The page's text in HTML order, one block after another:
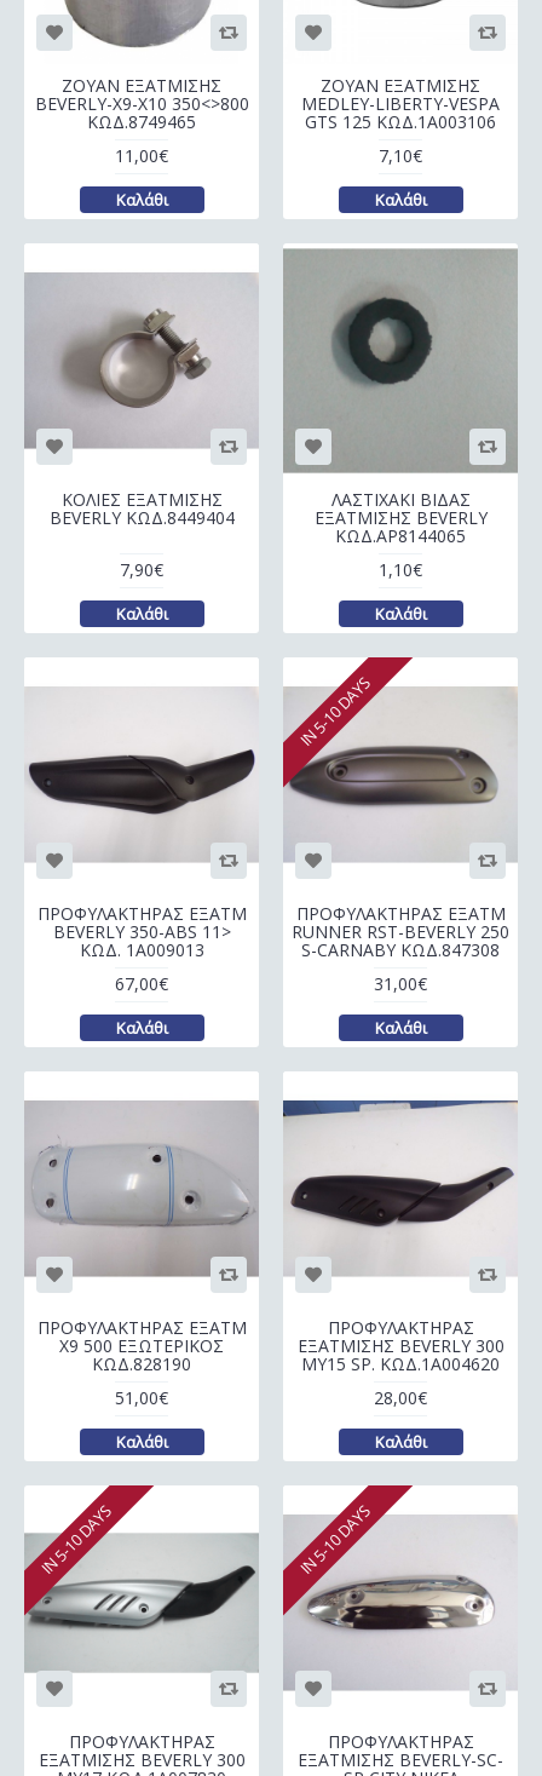
ΖΟΥΑΝ ΕΞΑΤΜΙΣΗΣ
BEVERLY-X9-X10 350<>800
ΚΩΔ.8749465
11,00€
Καλάθι
ΖΟΥΑΝ ΕΞΑΤΜΙΣΗΣ
MEDLEY-LIBERTY-VESPA
GTS 125 ΚΩΔ.1A003106
7,10€
Καλάθι
ΚΟΛΙΕΣ ΕΞΑΤΜΙΣΗΣ
BEVERLY ΚΩΔ.8449404
7,90€
Καλάθι
ΛΑΣΤΙΧΑΚΙ ΒΙΔΑΣ
ΕΞΑΤΜΙΣΗΣ BEVERLY
ΚΩΔ.AP8144065
1,10€
Καλάθι
ΠΡΟΦΥΛΑΚΤΗΡΑΣ ΕΞΑΤΜ
BEVERLY 350-ABS 11>
ΚΩΔ. 1A009013
67,00€
Καλάθι
IN 5-10 DAYS
ΠΡΟΦΥΛΑΚΤΗΡΑΣ ΕΞΑΤΜ
RUNNER RST-BEVERLY 250
S-CARNABY ΚΩΔ.847308
31,00€
Καλάθι
ΠΡΟΦΥΛΑΚΤΗΡΑΣ ΕΞΑΤΜ
Χ9 500 ΕΞΩΤΕΡΙΚΟΣ
ΚΩΔ.828190
51,00€
Καλάθι
ΠΡΟΦΥΛΑΚΤΗΡΑΣ
ΕΞΑΤΜΙΣΗΣ BEVERLY 300
MY15 SP. ΚΩΔ.1A004620
28,00€
Καλάθι
IN 5-10 DAYS
ΠΡΟΦΥΛΑΚΤΗΡΑΣ
ΕΞΑΤΜΙΣΗΣ BEVERLY 300
IN 5-10 DAYS
ΠΡΟΦΥΛΑΚΤΗΡΑΣ
ΕΞΑΤΜΙΣΗΣ BEVERLY-SC-